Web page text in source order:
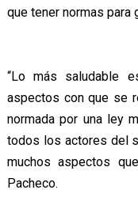
que tener normas para
“Lo más saludable
aspectos con que se
normada por una ley
todos los actores del
muchos aspectos
Pacheco.